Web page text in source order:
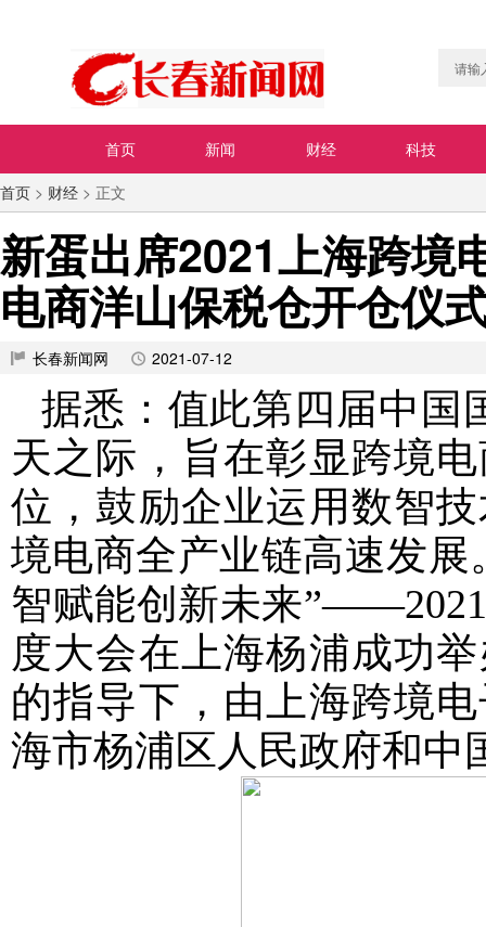
首页 新闻 财经
科技
首页 > 财经 > 正文
新蛋出席2021上海跨境
电商洋山保税仓开仓仪
长春新闻网 2021-07-12
据悉：值此第四届中国
天之际，旨在彰显跨境
位，鼓励企业运用数智
境电商全产业链高速发展
智赋能创新未来
度大会在上海杨浦成功
的指导下，由上海跨境
海市杨浦区人民政府和中